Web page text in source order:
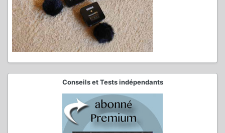
Conseils et Tests indépendants